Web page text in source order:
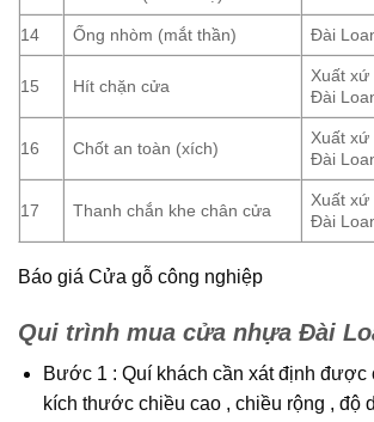
14 Ống nhòm (mắt thần) Đài
15 Hít chặn cửa
Xuất xứ
Đài
16 Chốt an toàn (xích)
Xuất xứ
Đài
17 Thanh chắn khe chân cửa
Xuất xứ
Đài
Báo giá Cửa gỗ công nghiệp
Qui trình mua cửa nhựa Đài
Bước 1 : Quí khách cần xát định được
kích thước chiều cao , chiều rộng , độ